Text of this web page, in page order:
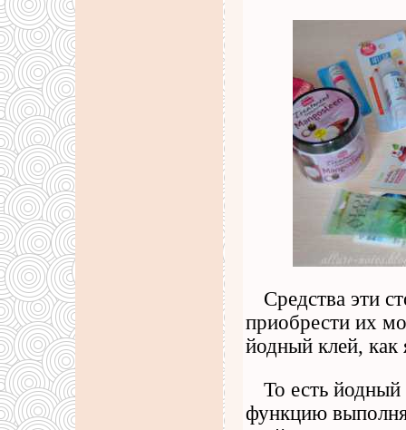
Средства эти
приобрести их
йодный клей, как
То есть йодный
функцию